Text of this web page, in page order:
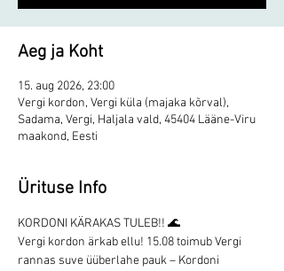
Aeg ja Koht
15. aug 2026, 23:00
Vergi kordon, Vergi küla (majaka kõrval),
Sadama, Vergi, Haljala vald, 45404 Lääne-Viru
maakond, Eesti
Ürituse Info
KORDONI KÄRAKAS TULEB!! 🌊
Vergi kordon ärkab ellu! 15.08 toimub Vergi
rannas suve üüberlahe pauk – Kordoni